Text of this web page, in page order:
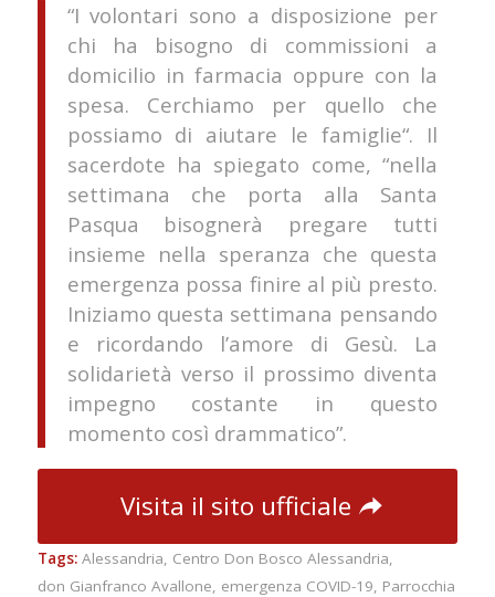
“I volontari sono a disposizione per
chi ha bisogno di commissioni a
domicilio in farmacia oppure con la
spesa. Cerchiamo per quello che
possiamo di aiutare le famiglie“. Il
sacerdote ha spiegato come, “nella
settimana che porta alla Santa
Pasqua bisognerà pregare tutti
insieme nella speranza che questa
emergenza possa finire al più presto.
Iniziamo questa settimana pensando
e ricordando l’amore di Gesù. La
solidarietà verso il prossimo diventa
impegno costante in questo
momento così drammatico”.
Visita il sito ufficiale
Tags: Alessandria, Centro Don Bosco Alessandria,
don Gianfranco Avallone, emergenza COVID-19, Parrocchia